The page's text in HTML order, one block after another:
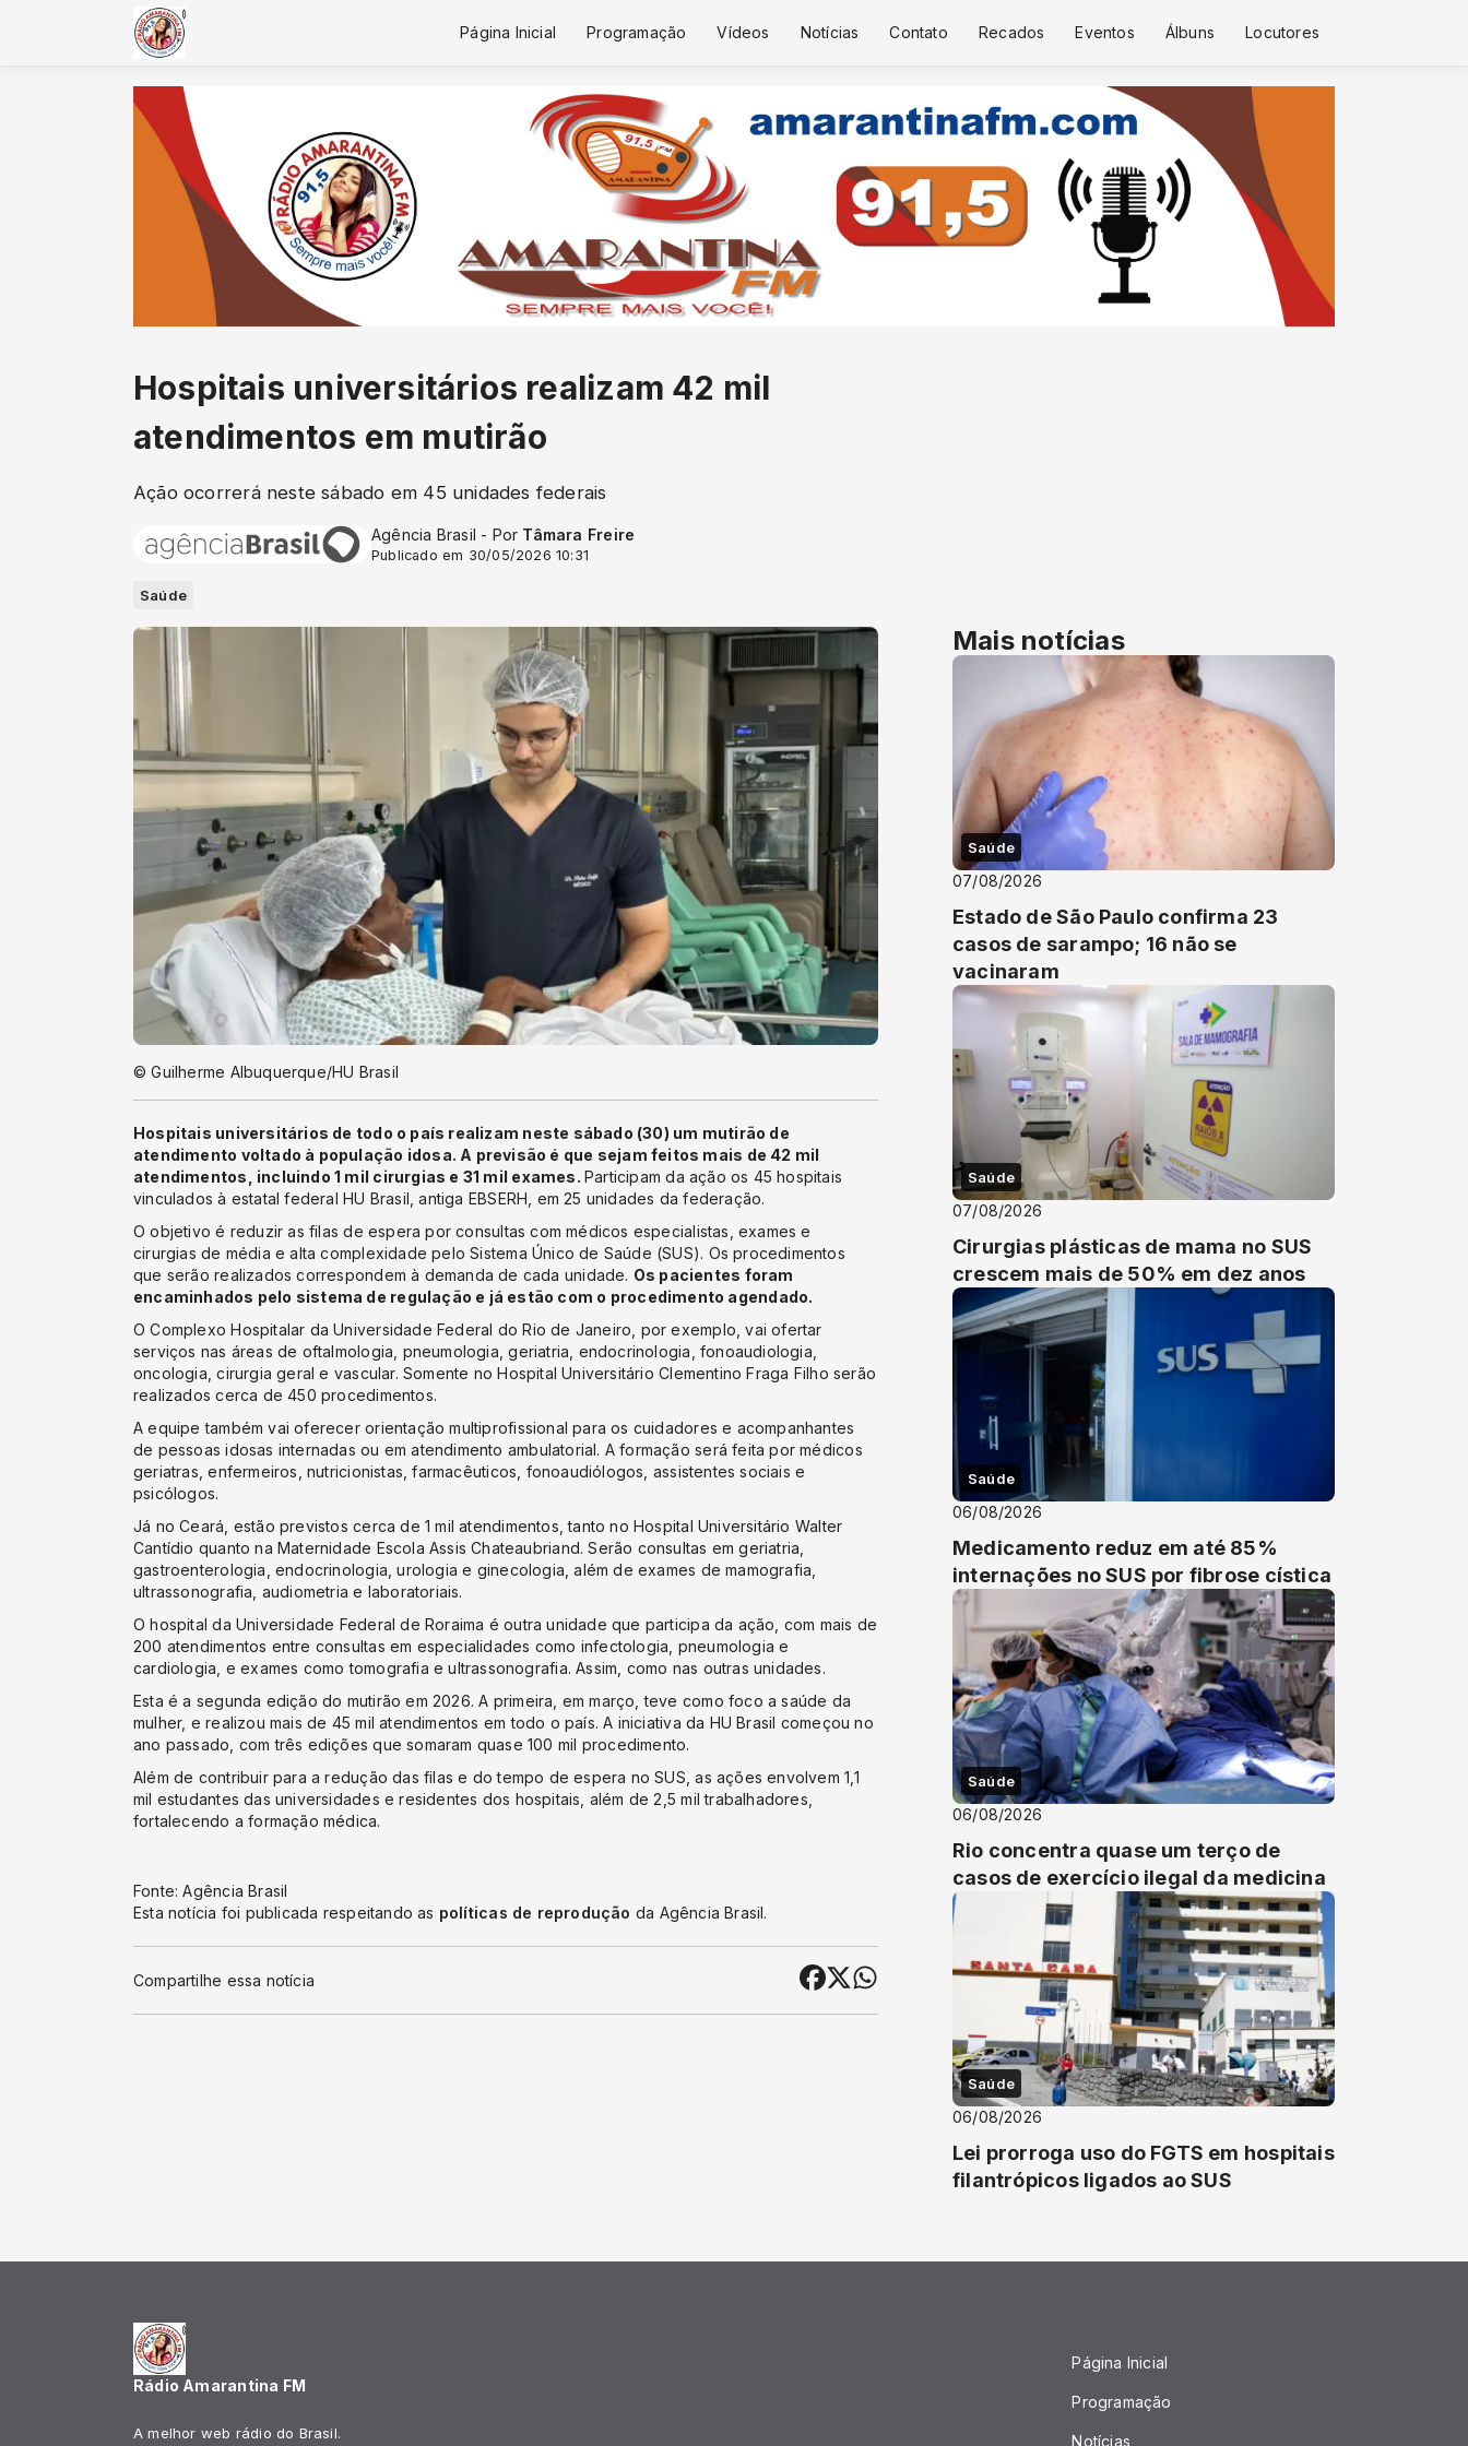
Página Inicial Programação Vídeos Notícias Contato Recados Eventos Álbuns Locutores
Hospitais universitários realizam 42 mil
atendimentos em mutirão
Ação ocorrerá neste sábado em 45 unidades federais
Agência Brasil - Por Tâmara Freire
Publicado em 30/05/2026 10:31
Saúde
© Guilherme Albuquerque/HU Brasil
Hospitais universitários de todo o país realizam neste sábado (30) um mutirão de
atendimento voltado à população idosa. A previsão é que sejam feitos mais de 42 mil
atendimentos, incluindo 1 mil cirurgias e 31 mil exames. Participam da ação os 45 hospitais
vinculados à estatal federal HU Brasil, antiga EBSERH, em 25 unidades da federação.
O objetivo é reduzir as filas de espera por consultas com médicos especialistas, exames e
cirurgias de média e alta complexidade pelo Sistema Único de Saúde (SUS). Os procedimentos
que serão realizados correspondem à demanda de cada unidade. Os pacientes foram
encaminhados pelo sistema de regulação e já estão com o procedimento agendado.
O Complexo Hospitalar da Universidade Federal do Rio de Janeiro, por exemplo, vai ofertar
serviços nas áreas de oftalmologia, pneumologia, geriatria, endocrinologia, fonoaudiologia,
oncologia, cirurgia geral e vascular. Somente no Hospital Universitário Clementino Fraga Filho serão
realizados cerca de 450 procedimentos.
A equipe também vai oferecer orientação multiprofissional para os cuidadores e acompanhantes
de pessoas idosas internadas ou em atendimento ambulatorial. A formação será feita por médicos
geriatras, enfermeiros, nutricionistas, farmacêuticos, fonoaudiólogos, assistentes sociais e
psicólogos.
Já no Ceará, estão previstos cerca de 1 mil atendimentos, tanto no Hospital Universitário Walter
Cantídio quanto na Maternidade Escola Assis Chateaubriand. Serão consultas em geriatria,
gastroenterologia, endocrinologia, urologia e ginecologia, além de exames de mamografia,
ultrassonografia, audiometria e laboratoriais.
O hospital da Universidade Federal de Roraima é outra unidade que participa da ação, com mais de
200 atendimentos entre consultas em especialidades como infectologia, pneumologia e
cardiologia, e exames como tomografia e ultrassonografia. Assim, como nas outras unidades.
Esta é a segunda edição do mutirão em 2026. A primeira, em março, teve como foco a saúde da
mulher, e realizou mais de 45 mil atendimentos em todo o país. A iniciativa da HU Brasil começou no
ano passado, com três edições que somaram quase 100 mil procedimento.
Além de contribuir para a redução das filas e do tempo de espera no SUS, as ações envolvem 1,1
mil estudantes das universidades e residentes dos hospitais, além de 2,5 mil trabalhadores,
fortalecendo a formação médica.
Fonte: Agência Brasil
Esta notícia foi publicada respeitando as políticas de reprodução da Agência Brasil.
Compartilhe essa notícia
Mais notícias
Saúde
07/08/2026
Estado de São Paulo confirma 23
casos de sarampo; 16 não se
vacinaram
Saúde
07/08/2026
Cirurgias plásticas de mama no SUS
crescem mais de 50% em dez anos
Saúde
06/08/2026
Medicamento reduz em até 85%
internações no SUS por fibrose cística
Saúde
06/08/2026
Rio concentra quase um terço de
casos de exercício ilegal da medicina
Saúde
06/08/2026
Lei prorroga uso do FGTS em hospitais
filantrópicos ligados ao SUS
Rádio Amarantina FM
A melhor web rádio do Brasil.
Página Inicial
Programação
Notícias